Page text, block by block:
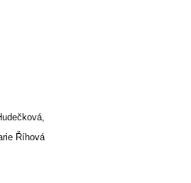
Říhová